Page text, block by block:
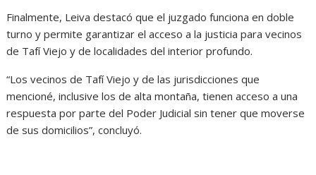
Finalmente, Leiva destacó que el juzgado funciona en doble
turno y permite garantizar el acceso a la justicia para vecinos
de Tafí Viejo y de localidades del interior profundo.
“Los vecinos de Tafí Viejo y de las jurisdicciones que
mencioné, inclusive los de alta montaña, tienen acceso a una
respuesta por parte del Poder Judicial sin tener que moverse
de sus domicilios”, concluyó.